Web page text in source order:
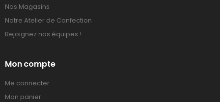
Nos Magasins
Notre Atelier de Confection
Rejoignez nos équipes !
Mon compte
Me connecter
Mon panier